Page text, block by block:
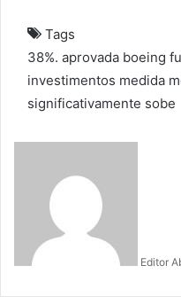
Tags
38%. aprovada boeing
investimentos medida
significativamente sobe
Editor